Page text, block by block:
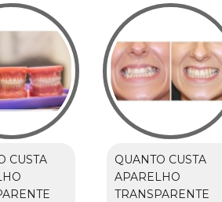
CUSTA
QUANTO CUSTA
APARELHO
TRANSPARENTE